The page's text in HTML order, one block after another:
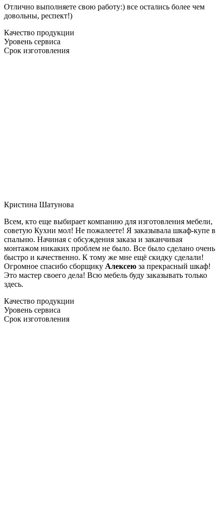
Отлично выполняете свою работу:) все остались более чем
довольны, респект!)
Качество продукции
Уровень сервиса
Срок изготовления
Кристина Шатунова
Всем, кто еще выбирает компанию для изготовления мебели,
советую Кухни мол! Не пожалеете! Я заказывала шкаф-купе в
спальню. Начиная с обсуждения заказа и заканчивая
монтажом никаких проблем не было. Все было сделано очень
быстро и качественно. К тому же мне ещё скидку сделали!
Огромное спасибо сборщику Алексею за прекрасный шкаф!
Это мастер своего дела! Всю мебель буду заказывать только
здесь.
Качество продукции
Уровень сервиса
Срок изготовления